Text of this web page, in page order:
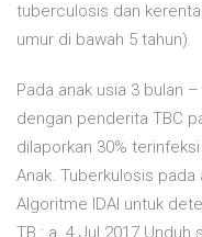
tuberculosis dan
umur di bawah 5 tahun).
Pada anak usia 3 bulan
dengan penderita TBC
dilaporkan 30%
Anak. Tuberkulosis
Algoritme IDAI untuk